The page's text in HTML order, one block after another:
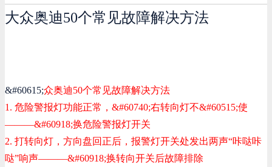
大众奥迪50个常见故障解决方法
&#60615;众奥迪50个常见故障解决方法
1. 危险警报灯功能正常， &#60740;右转向灯不&#60515;使
———&#60918;换危险警报灯开关
2. 打转向灯，方向盘回正后，报警灯开关处发出两声“咔哒咔
哒”响声———&#60918;换转向开关后故障排除